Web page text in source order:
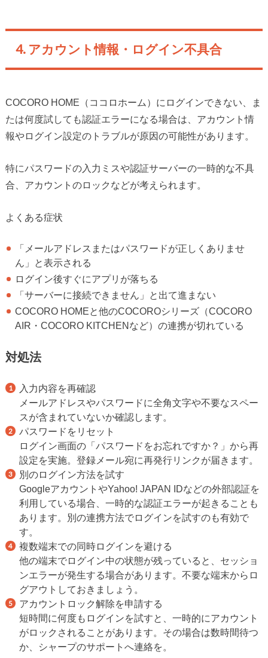
4. アカウント情報・ログイン不具合
COCORO HOME（ココロホーム）にログインできない、ま
たは何度試しても認証エラーになる場合は、アカウント情
報やログイン設定のトラブルが原因の可能性があります。
特にパスワードの入力ミスや認証サーバーの一時的な不具
合、アカウントのロックなどが考えられます。
よくある症状
「メールアドレスまたはパスワードが正しくありませ
ん」と表示される
ログイン後すぐにアプリが落ちる
「サーバーに接続できません」と出て進まない
COCORO HOMEと他のCOCOROシリーズ（COCORO
AIR・COCORO KITCHENなど）の連携が切れている
対処法
入力内容を再確認
メールアドレスやパスワードに全角文字や不要なスペー
スが含まれていないか確認します。
パスワードをリセット
ログイン画面の「パスワードをお忘れですか？」から再
設定を実施。登録メール宛に再発行リンクが届きます。
別のログイン方法を試す
GoogleアカウントやYahoo! JAPAN IDなどの外部認証を
利用している場合、一時的な認証エラーが起きることも
あります。別の連携方法でログインを試すのも有効で
す。
複数端末での同時ログインを避ける
他の端末でログイン中の状態が残っていると、セッショ
ンエラーが発生する場合があります。不要な端末からロ
グアウトしておきましょう。
アカウントロック解除を申請する
短時間に何度もログインを試すと、一時的にアカウント
がロックされることがあります。その場合は数時間待つ
か、シャープのサポートへ連絡を。